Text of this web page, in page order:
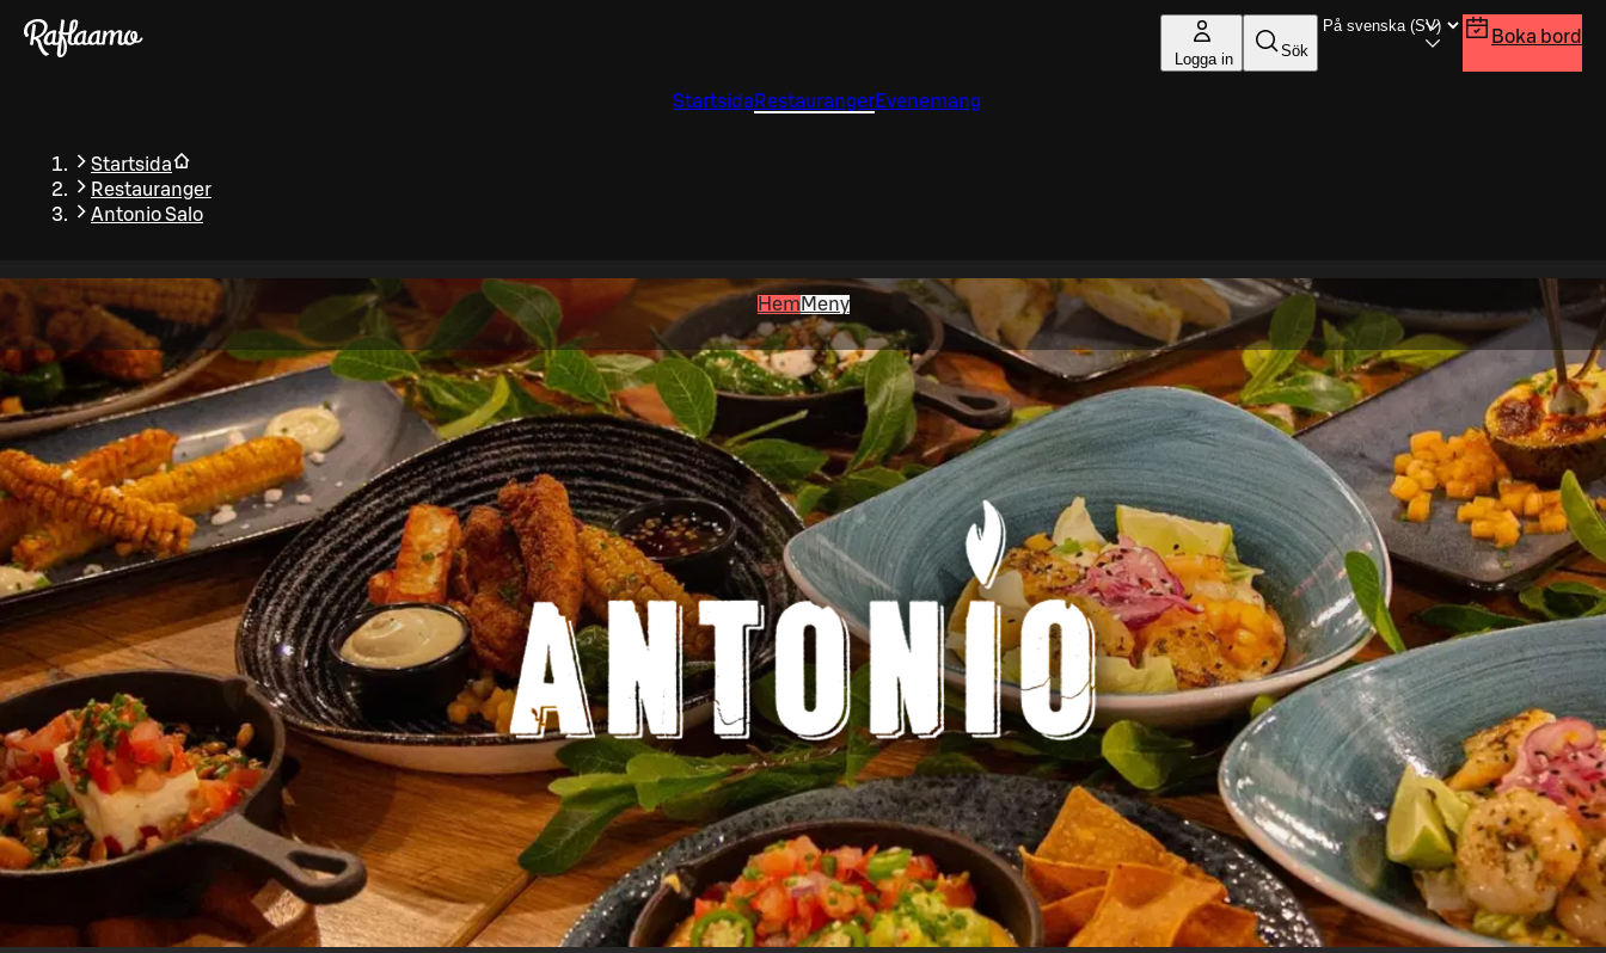
Gå till huvudinnehållet
Logga in Sök
Boka bord
Startsida RestaurangerEvenemang
Startsida
Restauranger
Antonio Salo
Hem Meny